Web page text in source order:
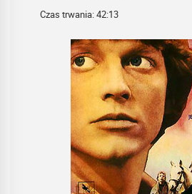
Czas trwania: 42:13